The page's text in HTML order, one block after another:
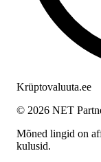
Krüptovaluuta.ee
© 2026 NET
Mõned lingid on
kulusid.